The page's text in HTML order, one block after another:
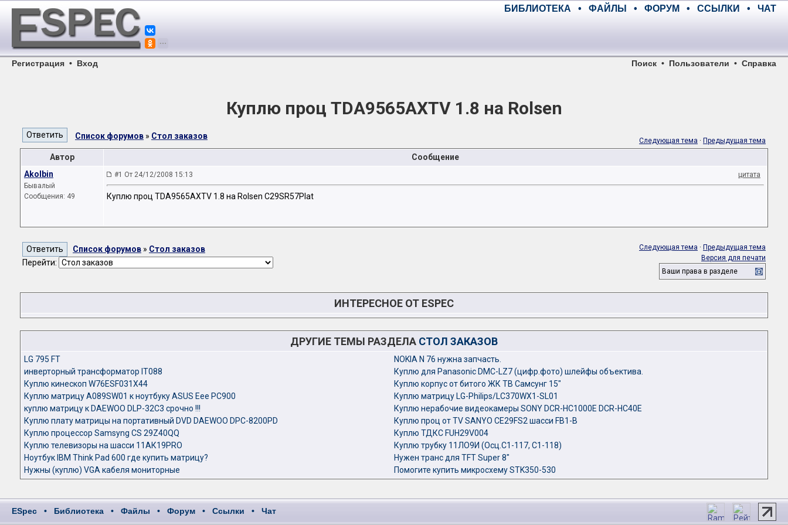
БИБЛИОТЕКА • ФАЙЛЫ • ФОРУМ • ССЫЛКИ • ЧАТ
Регистрация • Вход Поиск • Пользователи • Справка
Куплю проц TDA9565AXTV 1.8 на Rolsen
Список форумов » Стол заказов Следующая тема · Предыдущая тема
Автор
Сообщение
Akolbin
Бывалый
Сообщения: 49
#1 От 24/12/2008 15:13 цитата
Куплю проц TDA9565AXTV 1.8 на Rolsen C29SR57Plat
Список форумов » Стол заказов
Перейти:
Следующая тема · Предыдущая тема
Версия для печати
Ваши права в разделе
ИНТЕРЕСНОЕ ОТ ESPEC
ДРУГИЕ ТЕМЫ РАЗДЕЛА СТОЛ ЗАКАЗОВ
LG 795 FT
NOKIA N 76 нужна запчасть.
инверторный трансформатор IT088
Куплю для Panasonic DMC-LZ7 (цифр.фото) шлейфы объектива.
Куплю кинескоп W76ESF031X44
Куплю корпус от битого ЖК ТВ Самсунг 15"
Куплю матрицу A089SW01 к ноутбуку ASUS Eee PC900
Куплю матрицу LG-Philips/LC370WX1-SL01
куплю матрицу к DAEWOO DLP-32C3 срочно !!!
Куплю нерабочие видеокамеры SONY DCR-HC1000E DCR-HC40E
Куплю плату матрицы на портативный DVD DAEWOO DPC-8200PD
Куплю проц от TV SANYO CE29FS2 шасси FB1-B
Куплю процессор Samsyng CS 29Z40QQ
Куплю ТДКС FUH29V004
Куплю телевизоры на шасси 11АК19PRO
Куплю трубку 11ЛО9И (Осц.С1-117, С1-118)
Ноутбук IBM Think Pad 600 где купить матрицу?
Нужен транс для TFT Super 8"
Нужны (куплю) VGA кабеля мониторные
Помогите купить микросхему STK350-530
ESpec • Библиотека • Файлы • Форум • Ссылки • Чат